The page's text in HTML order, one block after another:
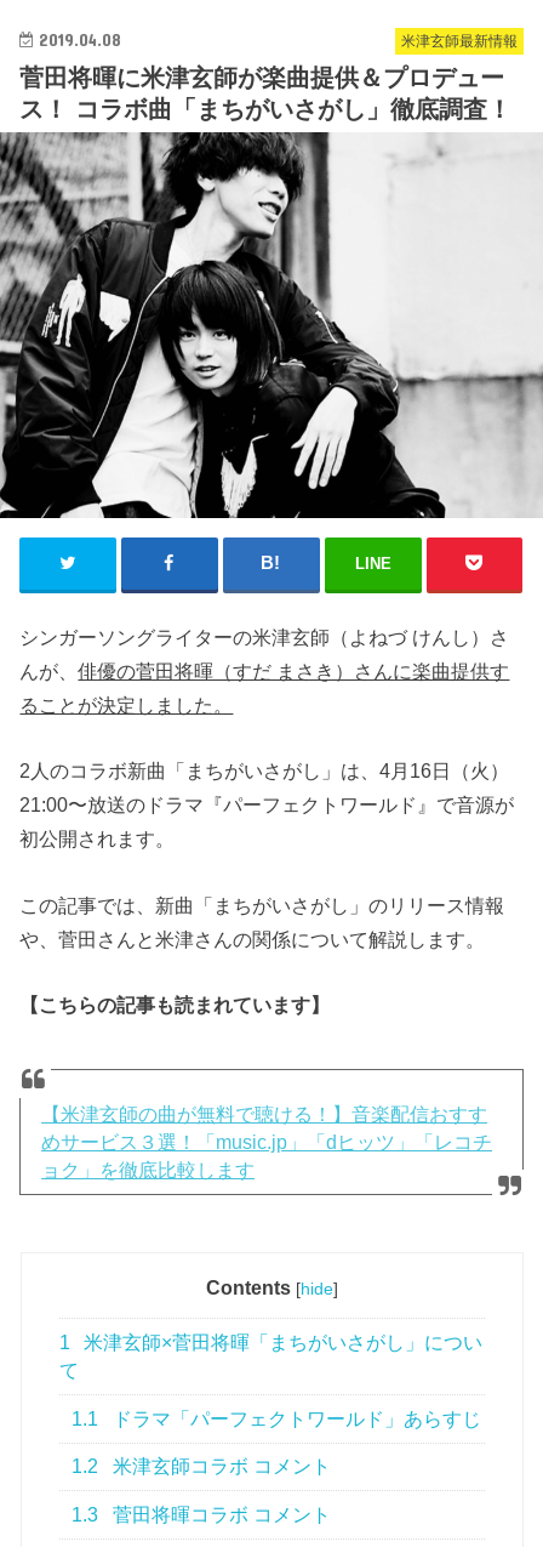
米津玄師最新情報
2019.04.08
菅田将暉に米津玄師が楽曲提供＆プロデュー
ス！ コラボ曲「まちがいさがし」徹底調査！
LINE
シンガーソングライターの米津玄師（よねづ けんし）さ
んが、俳優の菅田将暉（すだ まさき）さんに楽曲提供す
ることが決定しました。
2人のコラボ新曲「まちがいさがし」は、4月16日（火）
21:00〜放送のドラマ『パーフェクトワールド』で音源が
初公開されます。
この記事では、新曲「まちがいさがし」のリリース情報
や、菅田さんと米津さんの関係について解説します。
【こちらの記事も読まれています】
【米津玄師の曲が無料で聴ける！】音楽配信おすす
めサービス３選！「music.jp」「dヒッツ」「レコチ
ョク」を徹底比較します
Contents [hide]
1
米津玄師×菅田将暉「まちがいさがし」につい
て
1.1 ドラマ「パーフェクトワールド」あらすじ
1.2 米津玄師コラボ コメント
1.3 菅田将暉コラボ コメント